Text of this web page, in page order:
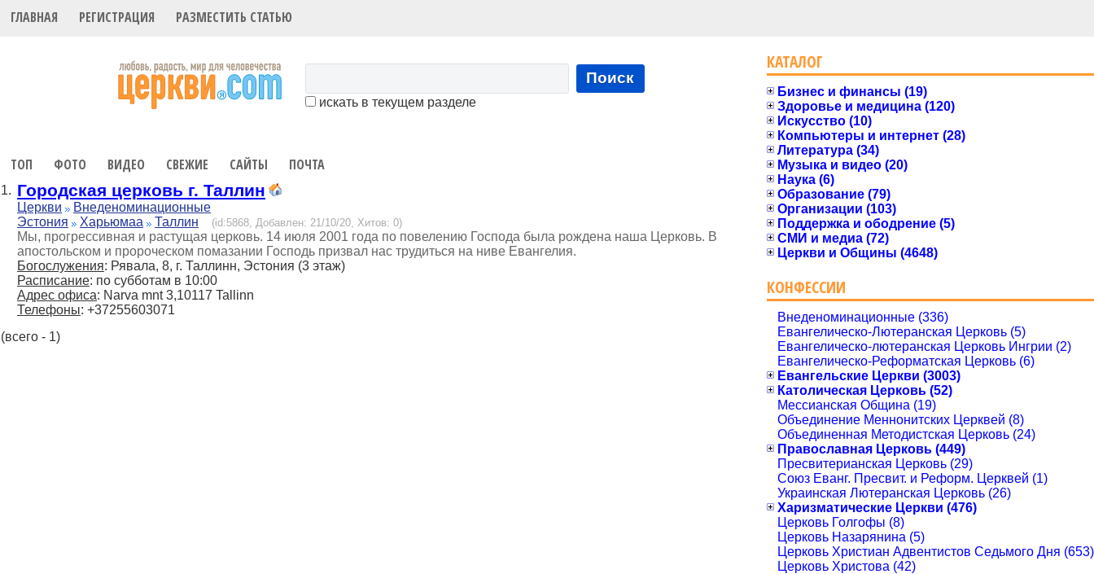
ГЛАВНАЯ РЕГИСТРАЦИЯ РАЗМЕСТИТЬ СТАТЬЮ
Поиск
искать в текущем разделе
ТОП ФОТО ВИДЕО СВЕЖИЕ САЙТЫ ПОЧТА
1. Городская церковь г. Таллин
Церкви
Внеденоминационные
Эстония
Харьюмаа Таллин (id:5868, Добавлен: 21/10/20, Хитов: 0)
Мы, прогрессивная и растущая церковь. 14 июля 2001 года по повелению Господа была рождена наша Церковь. В
апостольском и пророческом помазании Господь призвал нас трудиться на ниве Евангелия.
Богослужения: Рявала, 8, г. Таллинн, Эстония (3 этаж)
Расписание: по субботам в 10:00
Адрес офиса: Narva mnt 3,10117 Tallinn
Телефоны: +37255603071
(всего - 1)
КАТАЛОГ
Бизнес и финансы (19)
Здоровье и медицина (120)
Искусство (10)
Компьютеры и интернет (28)
Литература (34)
Музыка и видео (20)
Наука (6)
Образование (79)
Организации (103)
Поддержка и ободрение (5)
СМИ и медиа (72)
Церкви и Общины (4648)
КОНФЕССИИ
Внеденоминационные (336)
Евангелическо-Лютеранская Церковь (5)
Евангелическо-лютеранская Церковь Ингрии (2)
Евангелическо-Реформатская Церковь (6)
Евангельские Церкви (3003)
Католическая Церковь (52)
Мессианская Община (19)
Объединение Меннонитских Церквей (8)
Объединенная Методистская Церковь (24)
Православная Церковь (449)
Пресвитерианская Церковь (29)
Союз Еванг. Пресвит. и Реформ. Церквей (1)
Украинская Лютеранская Церковь (26)
Харизматические Церкви (476)
Церковь Голгофы (8)
Церковь Назарянина (5)
Церковь Христиан Адвентистов Седьмого Дня (653)
Церковь Христова (42)